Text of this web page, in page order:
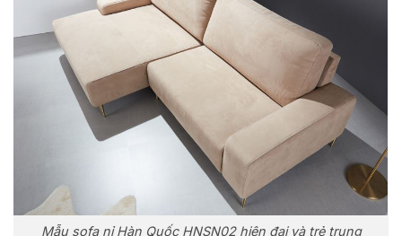
Mẫu sofa nỉ Hàn Quốc HNSN02 hiện đại và trẻ trung